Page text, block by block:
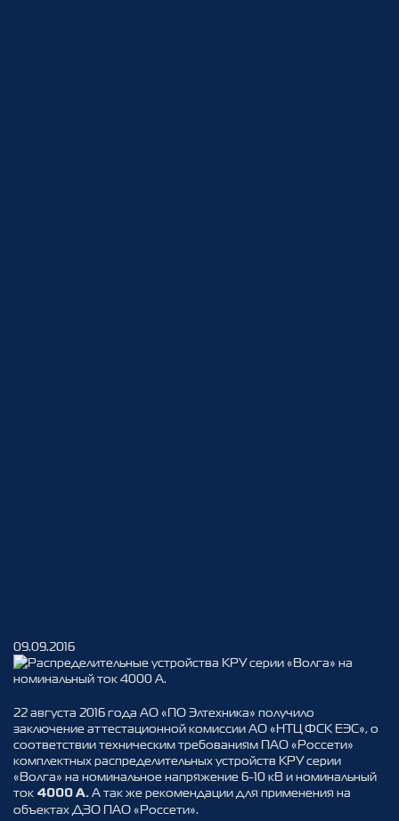
устройства КРУ серии
«Волга» на номинальный ток
4000 А.
09.09.2016
22 августа 2016 года АО «ПО Элтехника» получило
заключение аттестационной комиссии АО «НТЦ ФСК ЕЭС», о
соответствии техническим требованиям ПАО «Россети»
комплектных распределительных устройств КРУ серии
«Волга» на номинальное напряжение 6-10 кВ и номинальный
ток 4000 А. А так же рекомендации для применения на
объектах ДЗО ПАО «Россети».